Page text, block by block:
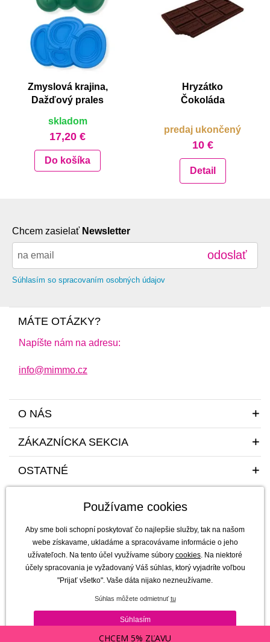
Zmyslová krajina,
Dažďový prales
skladom
17,20 €
Do košíka
Hryzátko
Čokoláda
predaj ukončený
10 €
Detail
Chcem zasielať Newsletter
odoslať
Súhlasím so spracovaním osobných údajov
MÁTE OTÁZKY?
Napíšte nám na adresu:
info@mimmo.cz
O NÁS
ZÁKAZNÍCKA SEKCIA
OSTATNÉ
Sme tu pre vás a vaše deti s radosťou a mim(m)oriadnou starostlivosťou od
roku 2011
Designs, Melii a SKÅGFÄ pre ČR a Slovensko
Copyright © 2011-2026 mimmo s.r.o. |Všetky práva vyhradené | technicky
zaisťuje Simplia s.r.o.
Používame cookies
Aby sme boli schopní poskytovať čo najlepšie služby, tak na našom
webe získavame, ukladáme a spracovávame informácie o jeho
užívateľoch. Na tento účel využívame súbory cookies. Na niektoré
účely spracovania je vyžadovaný Váš súhlas, ktorý vyjadríte voľbou
"Prijať všetko". Vaše dáta nijako nezneužívame.
Súhlas môžete odmietnuťtu
Súhlasím
CHCEM 5% ZĽAVU